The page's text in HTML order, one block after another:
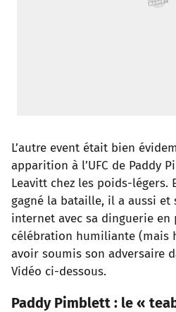
L’autre event était bien
apparition à l’UFC de Paddy
Leavitt chez les poids-légers.
gagné la bataille, il a aussi et
internet avec sa dinguerie en
célébration humiliante (mais
avoir soumis son adversaire
Vidéo ci-dessous.
Paddy Pimblett : le «